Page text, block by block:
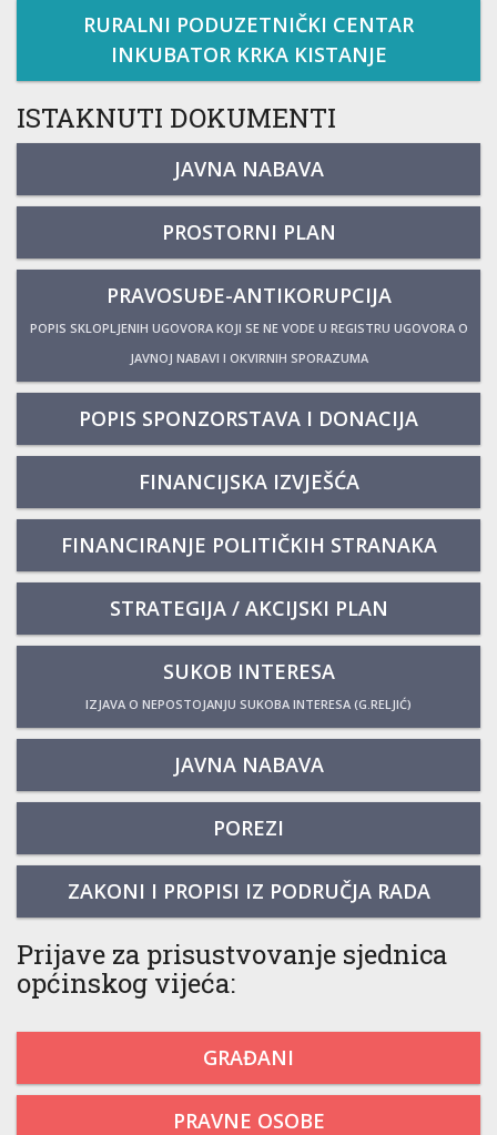
RURALNI PODUZETNIČKI CENTAR
INKUBATOR KRKA KISTANJE
ISTAKNUTI DOKUMENTI
JAVNA NABAVA
PROSTORNI PLAN
PRAVOSUĐE-ANTIKORUPCIJA
POPIS SKLOPLJENIH UGOVORA KOJI SE NE VODE U REGISTRU UGOVORA O
JAVNOJ NABAVI I OKVIRNIH SPORAZUMA
POPIS SPONZORSTAVA I DONACIJA
FINANCIJSKA IZVJEŠĆA
FINANCIRANJE POLITIČKIH STRANAKA
STRATEGIJA / AKCIJSKI PLAN
SUKOB INTERESA
IZJAVA O NEPOSTOJANJU SUKOBA INTERESA (G.RELJIĆ)
JAVNA NABAVA
POREZI
ZAKONI I PROPISI IZ PODRUČJA RADA
Prijave za prisustvovanje sjednica
općinskog vijeća:
GRAĐANI
PRAVNE OSOBE